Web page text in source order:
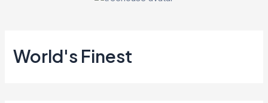
World's Finest